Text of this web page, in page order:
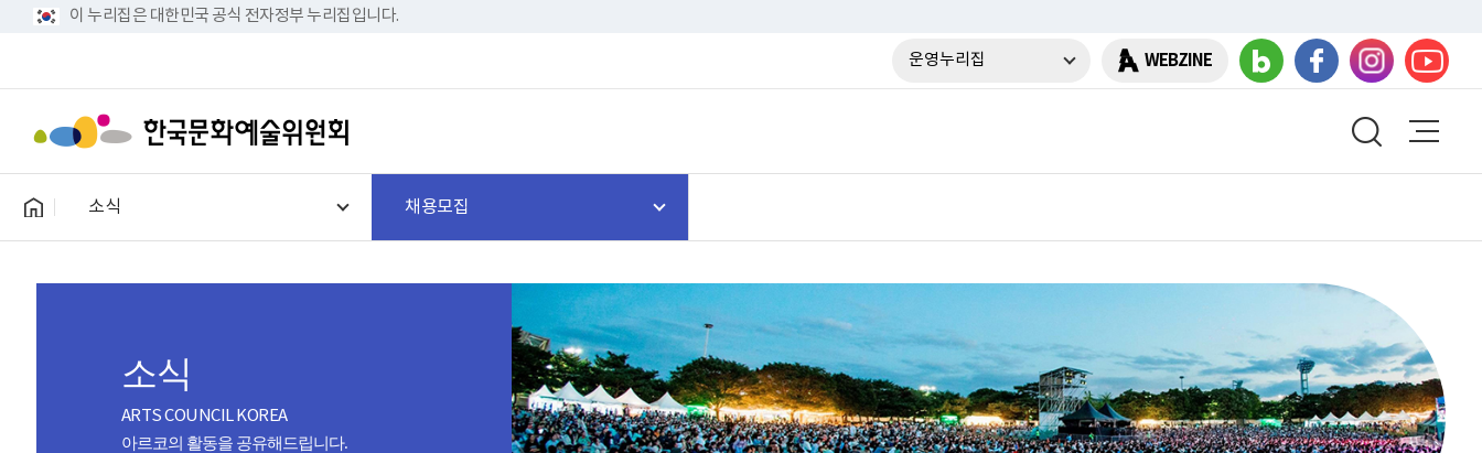
이 누리집은 대한민국 공식 전자정부 누리집입니다.
운영누리집 WEBZINE
소식 채용모집
소식
ARTS COUNCIL KOREA
아르코의 활동을 공유해드립니다.